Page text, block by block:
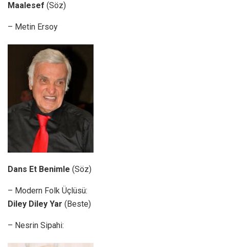
Maalesef (Söz)
– Metin Ersoy
Dans Et Benimle (Söz)
– Modern Folk Üçlüsü:
Diley Diley Yar (Beste)
– Nesrin Sipahi: